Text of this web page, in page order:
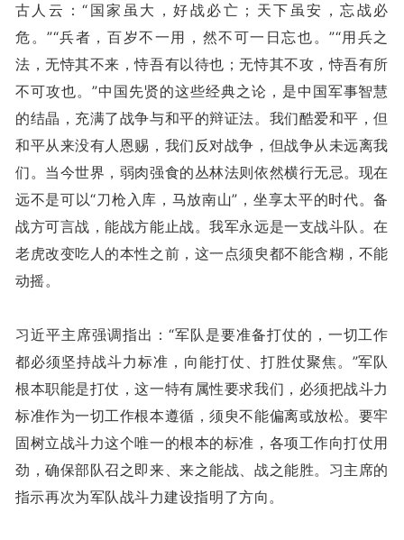
古人云：“国家虽大，好战必亡；天下虽安，忘战必
危。”“兵者，百岁不一用，然不可一日忘也。”“用兵之
法，无恃其不来，恃吾有以待也；无恃其不攻，恃吾有所
不可攻也。”中国先贤的这些经典之论，是中国军事智慧
的结晶，充满了战争与和平的辩证法。我们酷爱和平，但
和平从来没有人恩赐，我们反对战争，但战争从未远离我
们。当今世界，弱肉强食的丛林法则依然横行无忌。现在
远不是可以“刀枪入库，马放南山”，坐享太平的时代。备
战方可言战，能战方能止战。我军永远是一支战斗队。在
老虎改变吃人的本性之前，这一点须臾都不能含糊，不能
动摇。
习近平主席强调指出：“军队是要准备打仗的，一切工作
都必须坚持战斗力标准，向能打仗、打胜仗聚焦。”军队
根本职能是打仗，这一特有属性要求我们，必须把战斗力
标准作为一切工作根本遵循，须臾不能偏离或放松。要牢
固树立战斗力这个唯一的根本的标准，各项工作向打仗用
劲，确保部队召之即来、来之能战、战之能胜。习主席的
指示再次为军队战斗力建设指明了方向。